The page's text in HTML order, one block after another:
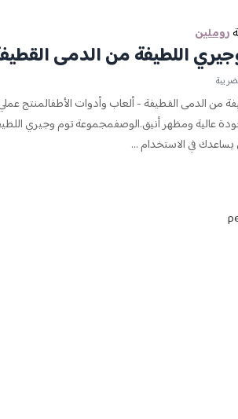
روملين
اللطيفة من الدمى
من الدمى القطيفة - ألعاب وأدوات الأطفالمنتج
عالية ومظهر أنيق.الوصفمجموعة توم وجيري
في الاستخدام ...